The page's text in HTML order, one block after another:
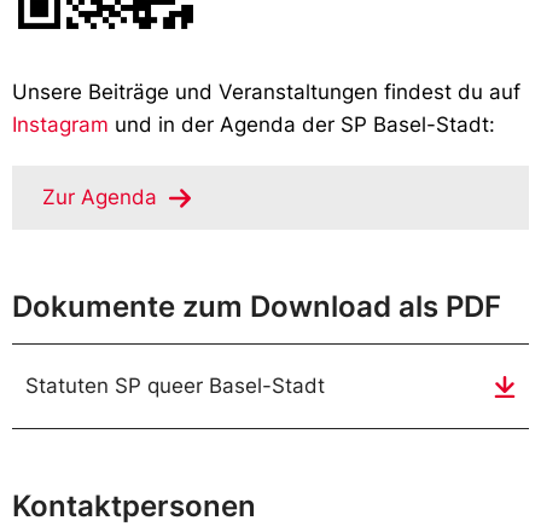
Unsere Beiträge und Veranstaltungen findest du auf
Instagram und in der Agenda der SP Basel-Stadt:
Zur Agenda
Dokumente zum Download als PDF
Statuten SP queer Basel-Stadt
Kontaktpersonen